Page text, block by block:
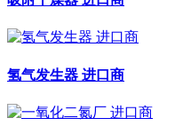
氢气发生器 进口商